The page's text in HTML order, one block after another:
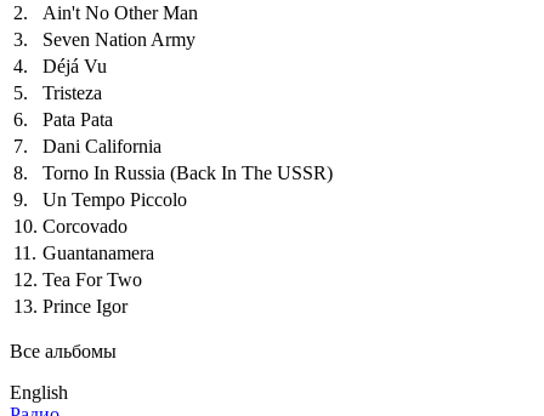
2.
Ain't No Other Man
3.
Seven Nation Army
4.
Déjá Vu
5.
Tristeza
6.
Pata Pata
7.
Dani California
8.
Torno In Russia (Back In The USSR)
9.
Un Tempo Piccolo
10. Corcovado
11. Guantanamera
12. Tea For Two
13. Prince Igor
Все альбомы
English